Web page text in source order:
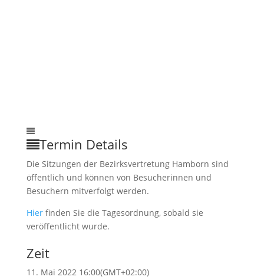
Termin Details
Die Sitzungen der Bezirksvertretung Hamborn sind
öffentlich und können von Besucherinnen und
Besuchern mitverfolgt werden.
Hierfinden Sie die Tagesordnung, sobald sie
veröffentlicht wurde.
Zeit
11. Mai 2022 16:00(GMT+02:00)